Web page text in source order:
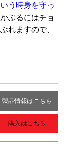
う時身を守っ
ぶるにはチョ
れますので、
製品情報はこちら
購入はこちら